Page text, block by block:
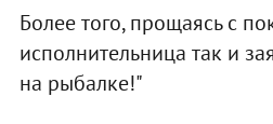
Более того, прощаясь с
исполнительница так и
на рыбалке!"